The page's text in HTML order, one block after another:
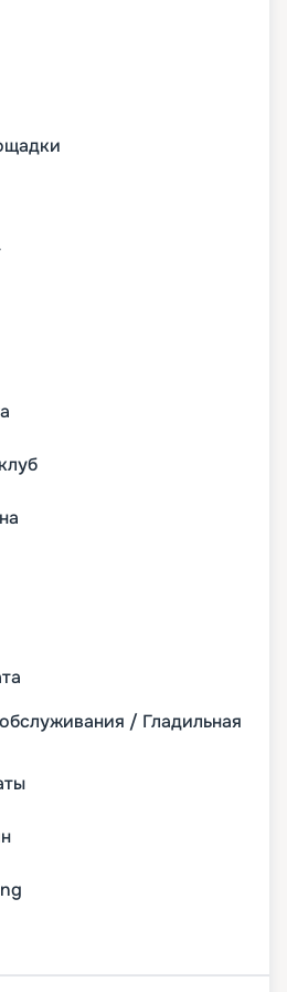
себя вкусным коктейлем
то к услугам
бары и кафетерии:
бар, пиано и другие.
лайнере
плавучего мини-
что подтверждают
туристов. Шоу мирового
игра на удачу в Royal
в Club 33 Disco обрадуют
любовании природой, то
на палубе.
спа-комплекс Aurea
Также к услугам
4D-кинотеатр – и
Для юных
интереснейшие
клубы, бассейн,
на нашем сайте
на 2026 - 2027 г.,
кают, цена
Если у вас появились
с
вам выбрать самые
/ Гладильная